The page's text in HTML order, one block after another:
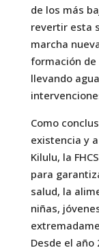
de los más
revertir esta
marcha
formación de
llevando
Como
existencia y
Kilulu, la
para
salud, la
niñas,
Desde el año